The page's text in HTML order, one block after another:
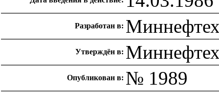
Разработан в:
Утверждён в:
Опубликован в: № 1989